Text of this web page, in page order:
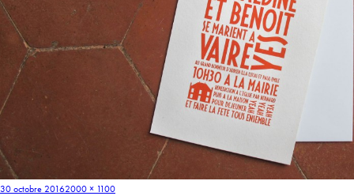
30 octobre 20162000 × 1100